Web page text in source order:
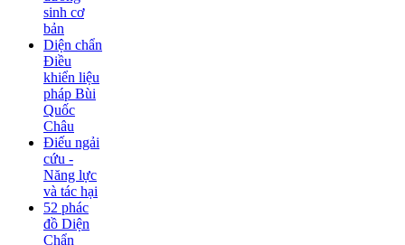
sinh cơ
bản
Diện chẩn
Điều
khiển liệu
pháp Bùi
Quốc
Châu
Điếu ngải
cứu -
Năng lực
và tác hại
52 phác
đồ Diện
Chẩn